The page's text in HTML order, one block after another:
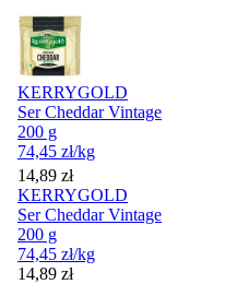
KERRYGOLD
Ser Cheddar Vintage
200 g
74,45 zł/kg
Cena
14,89 zł
KERRYGOLD
Ser Cheddar Vintage
200 g
74,45 zł/kg
Cena
14,89 zł